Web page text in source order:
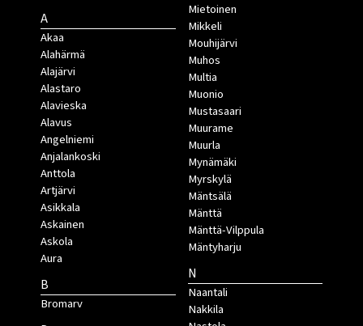
A
Akaa
Alahärmä
Alajärvi
Alastaro
Alavieska
Alavus
Angelniemi
Anjalankoski
Anttola
Artjärvi
Asikkala
Askainen
Askola
Aura
B
Bromarv
Mietoinen
Mikkeli
Mouhijärvi
Muhos
Multia
Muonio
Mustasaari
Muurame
Muurla
Mynämäki
Myrskylä
Mäntsälä
Mänttä
Mänttä-Vilppula
Mäntyharju
N
Naantali
Nakkila